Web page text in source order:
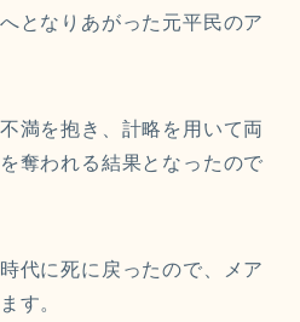
となりあがった元平民のア
満を抱き、計略を用いて両
奪われる結果となったので
代に死に戻ったので、メア
す。